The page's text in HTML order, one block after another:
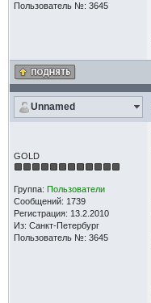
Пользователь №: 3645
Unnamed
GOLD
Группа: Пользователи
Сообщений: 1739
Регистрация: 13.2.2010
Из: Санкт-Петербург
Пользователь №: 3645